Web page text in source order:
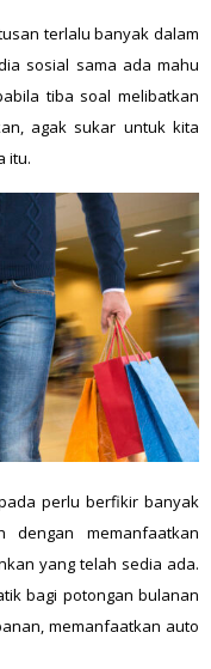
terlalu banyak dalam
sosial sama ada mahu
tiba soal melibatkan
agak sukar untuk kita
itu.
perlu berfikir banyak
dengan memanfaatkan
yang telah sedia ada.
bagi potongan bulanan
memanfaatkan auto